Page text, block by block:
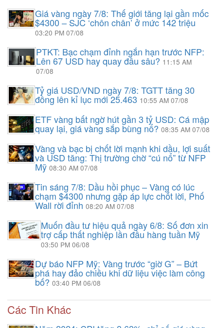
Giá vàng ngày 7/8: Thế giới tăng lại gần mốc
$4300 – SJC ‘chôn chân’ ở mức 142 triệu
03:20 PM 07/08
PTKT: Bạc chạm đỉnh ngắn hạn trước NFP:
Lên 67 USD hay quay đầu sâu? 11:15 AM
07/08
Tỷ giá USD/VND ngày 7/8: TGTT tăng 30
đồng lên kỉ lục mới 25.463 10:55 AM 07/08
ETF vàng bất ngờ hút gần 3 tỷ USD: Cá mập
quay lại, giá vàng sắp bùng nổ? 08:35 AM 07/08
Vàng và bạc bị chốt lời mạnh khi dầu, lợi suất
và USD tăng: Thị trường chờ “cú nổ” từ NFP
Mỹ 08:30 AM 07/08
Tin sáng 7/8: Dầu hồi phục – Vàng có lúc
chạm $4300 nhưng gặp áp lực chốt lời, Phố
Wall rời đỉnh 08:20 AM 07/08
Muốn đầu tư hiệu quả ngày 6/8: Số đơn xin
trợ cấp thất nghiệp lần đầu hàng tuần Mỹ
03:50 PM 06/08
Dự báo NFP Mỹ: Vàng trước “giờ G” – Bứt
phá hay đảo chiều khi dữ liệu việc làm công
bố? 03:40 PM 06/08
Các Tin Khác